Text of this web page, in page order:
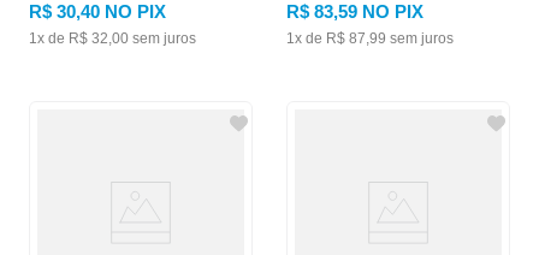
R$ 30,40 NO PIX
1x de R$ 32,00 sem juros
R$ 83,59 NO PIX
1x de R$ 87,99 sem juros